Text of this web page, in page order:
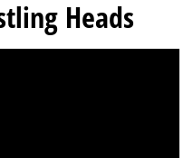
Heads